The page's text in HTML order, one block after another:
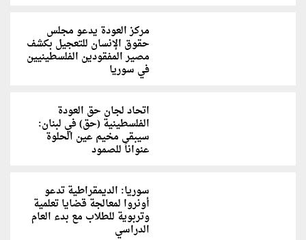
مركز العودة يدعو مجلس
حقوق الإنسان للتعجيل بكشف
مصير المفقودين الفلسطينيين
في سوريا
اتحاد لجان حق العودة
الفلسطينية (حق) في لبنان:
سيبقى مخيم عين الحلوة
عنواناً للصمود
سوريا: الديمقراطية تدعو
أونروا لمعالجة قضايا تعلمية
وتربوية للطلاب مع بدء العام
الدراسي